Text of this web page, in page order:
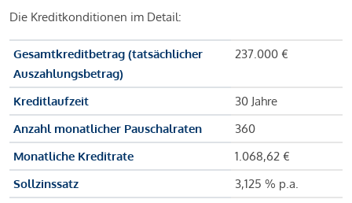
Die Kreditkonditionen im Detail:
Gesamtkreditbetrag (tatsächlicher
Auszahlungsbetrag)
237.000 €
Kreditlaufzeit
30 Jahre
Anzahl monatlicher Pauschalraten
360
Monatliche Kreditrate
1.068,62 €
Sollzinssatz
3,125 % p.a.